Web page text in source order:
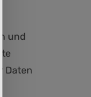
und
Daten